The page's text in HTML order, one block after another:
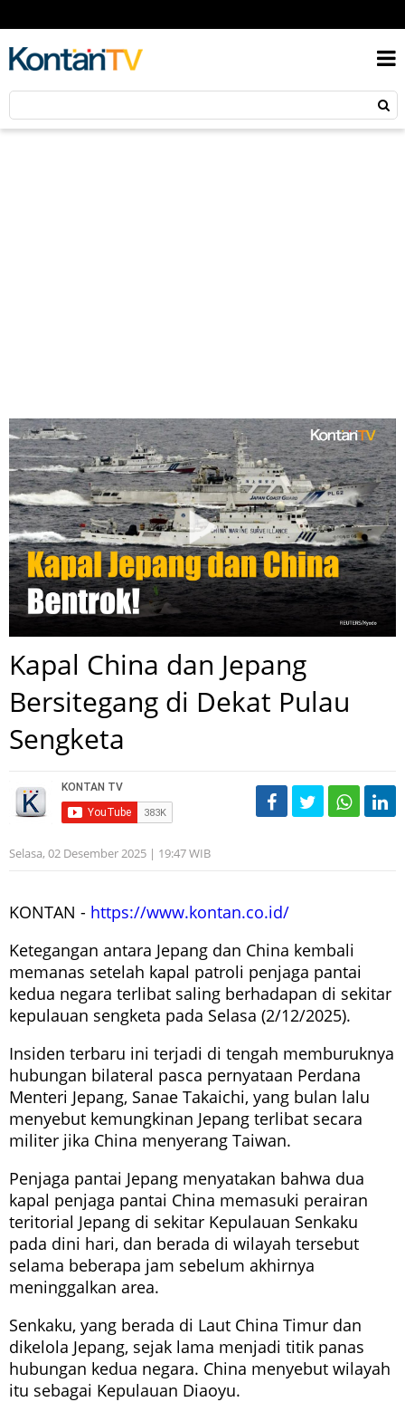
Kapal China dan Jepang
Bersitegang di Dekat Pulau
Sengketa
Selasa, 02 Desember 2025 | 19:47 WIB
KONTAN - https://www.kontan.co.id/
Ketegangan antara Jepang dan China kembali
memanas setelah kapal patroli penjaga pantai
kedua negara terlibat saling berhadapan di sekitar
kepulauan sengketa pada Selasa (2/12/2025).
Insiden terbaru ini terjadi di tengah memburuknya
hubungan bilateral pasca pernyataan Perdana
Menteri Jepang, Sanae Takaichi, yang bulan lalu
menyebut kemungkinan Jepang terlibat secara
militer jika China menyerang Taiwan.
Penjaga pantai Jepang menyatakan bahwa dua
kapal penjaga pantai China memasuki perairan
teritorial Jepang di sekitar Kepulauan Senkaku
pada dini hari, dan berada di wilayah tersebut
selama beberapa jam sebelum akhirnya
meninggalkan area.
Senkaku, yang berada di Laut China Timur dan
dikelola Jepang, sejak lama menjadi titik panas
hubungan kedua negara. China menyebut wilayah
itu sebagai Kepulauan Diaoyu.